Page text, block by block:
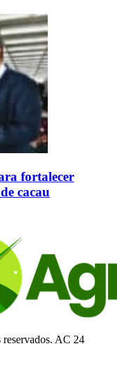
fortalecer
cacau
AC 24